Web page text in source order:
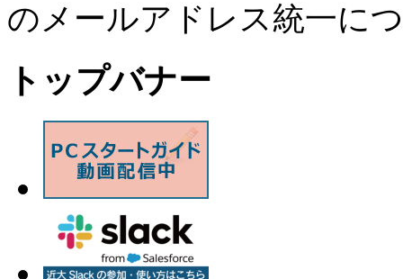
のメールアドレス統一に
トップバナー